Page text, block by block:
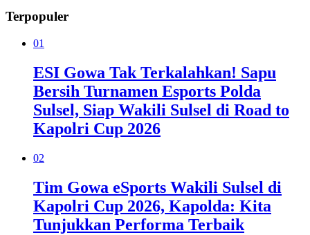
Terpopuler
01
ESI Gowa Tak Terkalahkan! Sapu
Bersih Turnamen Esports Polda
Sulsel, Siap Wakili Sulsel di Road to
Kapolri Cup 2026
02
Tim Gowa eSports Wakili Sulsel di
Kapolri Cup 2026, Kapolda: Kita
Tunjukkan Performa Terbaik